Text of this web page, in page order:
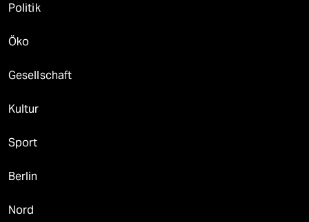
Politik
Öko
Gesellschaft
Kultur
Sport
Berlin
Nord